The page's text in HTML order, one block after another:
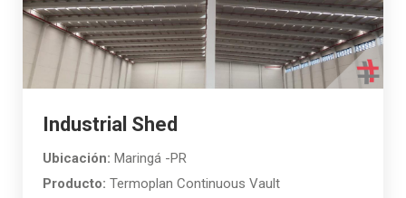
Industrial Shed
Ubicación: Maringá -PR
Producto: Termoplan Continuous Vault